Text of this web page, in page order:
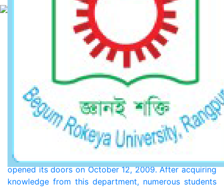
Welcome to Department of
Department of Accounting
and Information Systems
About Department of Accounting
and Information Systems
The Accounting and Information Systems Department
of Begum Rokeya University, Rangpur was established
with the aim of expanding knowledge and research in
the accounting arena. The department officially
opened its doors on October 12, 2009. After acquiring
knowledge from this department, numerous students